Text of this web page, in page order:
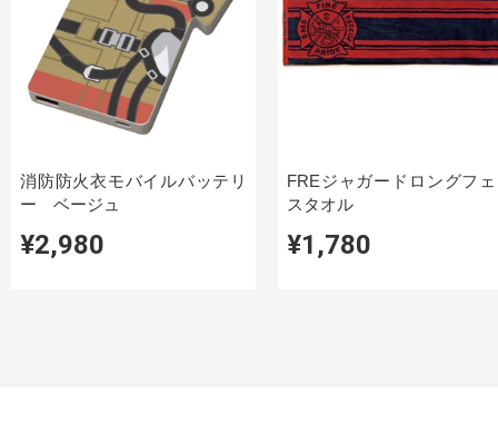
消防防火衣モバイルバッテリ
ー ベージュ
¥2,980
FREジャガードロングフ
スタオル
¥1,780